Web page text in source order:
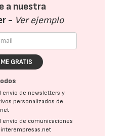
a nuestra
- Ver ejemplo
GRATIS
envío de newsletters y
personalizados de
envío de comunicaciones